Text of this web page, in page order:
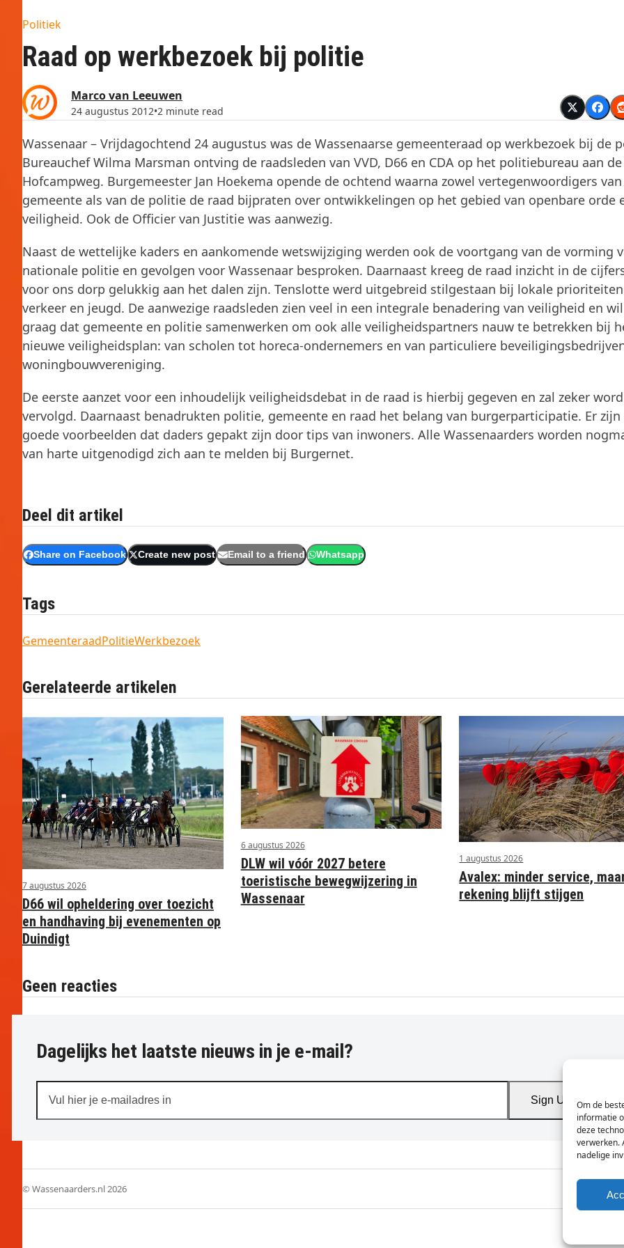
Om de
informatie
deze
verwerken.
nadelige
Politiek
Raad op werkbezoek bij politie
Marco van Leeuwen
24 augustus 2012•2 minute read
Wassenaar – Vrijdagochtend 24 augustus was de Wassenaarse gemeenteraad op werkbezoek bij de
Bureauchef Wilma Marsman ontving de raadsleden van VVD, D66 en CDA op het politiebureau aan de
Hofcampweg. Burgemeester Jan Hoekema opende de ochtend waarna zowel vertegenwoordigers
gemeente als van de politie de raad bijpraten over ontwikkelingen op het gebied van openbare orde
veiligheid. Ook de Officier van Justitie was aanwezig.
Naast de wettelijke kaders en aankomende wetswijziging werden ook de voortgang van de vorming
nationale politie en gevolgen voor Wassenaar besproken. Daarnaast kreeg de raad inzicht in de
voor ons dorp gelukkig aan het dalen zijn. Tenslotte werd uitgebreid stilgestaan bij lokale
verkeer en jeugd. De aanwezige raadsleden zien veel in een integrale benadering van veiligheid en
graag dat gemeente en politie samenwerken om ook alle veiligheidspartners nauw te betrekken bij
nieuwe veiligheidsplan: van scholen tot horeca-ondernemers en van particuliere
woningbouwvereniging.
De eerste aanzet voor een inhoudelijk veiligheidsdebat in de raad is hierbij gegeven en zal zeker
vervolgd. Daarnaast benadrukten politie, gemeente en raad het belang van burgerparticipatie. Er zijn
goede voorbeelden dat daders gepakt zijn door tips van inwoners. Alle Wassenaarders worden
van harte uitgenodigd zich aan te melden bij Burgernet.
Deel dit artikel
Share on Facebook Create new post Email to a friend Whatsapp
Tags
GemeenteraadPolitieWerkbezoek
Gerelateerde artikelen
7 augustus 2026
D66 wil opheldering over toezicht
en handhaving bij evenementen op
Duindigt
6 augustus 2026
DLW wil vóór 2027 betere
toeristische bewegwijzering in
Wassenaar
1 augustus 2026
Avalex: minder service,
rekening blijft stijgen
Geen reacties
Dagelijks het laatste nieuws in je e-mail?
hier
je
in
Sign Up
© Wassenaarders.nl 2026